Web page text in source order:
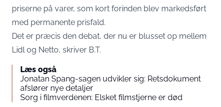
priserne på varer, som kort forinden blev markedsført
med permanente prisfald.
Det er præcis den debat, der nu er blusset op mellem
Lidl og Netto, skriver B.T.
Læs også
Jonatan Spang-sagen udvikler sig: Retsdokument
afslører nye detaljer
Sorg i filmverdenen: Elsket filmstjerne er død